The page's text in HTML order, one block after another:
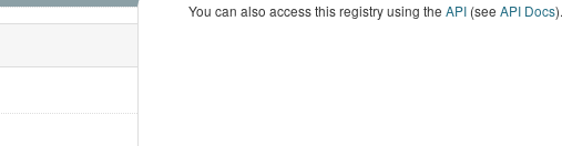
You can also access this registry using the API (see API Docs).